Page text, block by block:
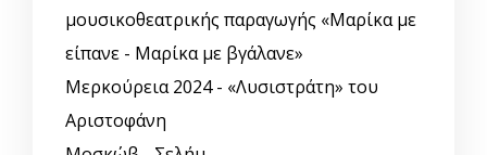
μουσικοθεατρικής παραγωγής «Μαρίκα με
είπανε - Μαρίκα με βγάλανε»
Μερκούρεια 2024 - «Λυσιστράτη» του
Αριστοφάνη